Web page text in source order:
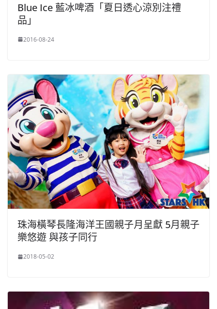
Blue Ice 藍冰啤酒「夏日透心涼別注禮
品」
2016-08-24
珠海橫琴長隆海洋王國親子月呈獻 5月親子
樂悠遊 與孩子同行
2018-05-02